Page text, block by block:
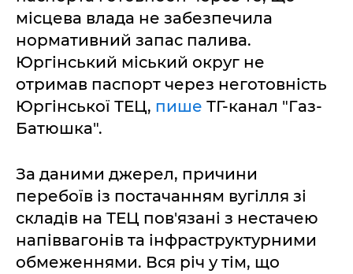
місцева влада не забезпечила
нормативний запас палива.
Юргінський міський округ не
отримав паспорт через неготовність
Юргінської ТЕЦ, пише ТГ-канал "Газ-
Батюшка".
За даними джерел, причини
перебоїв із постачанням вугілля зі
складів на ТЕЦ пов'язані з нестачею
напіввагонів та інфраструктурними
обмеженнями. Вся річ у тім, що